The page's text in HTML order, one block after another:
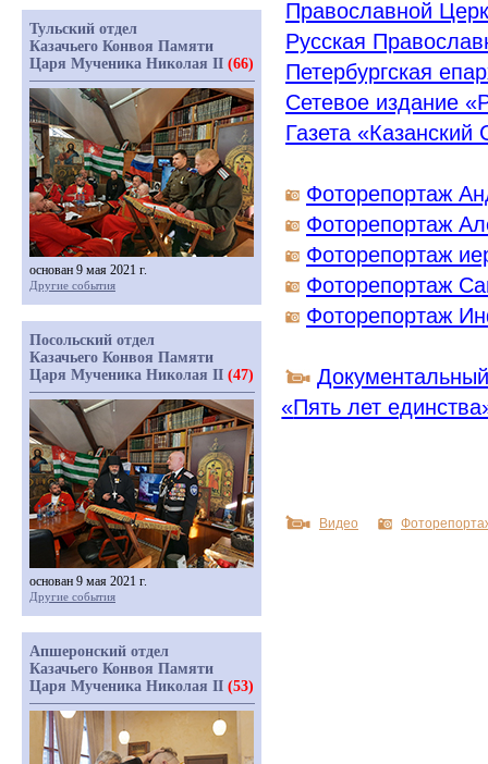
Православной
Русская
Петербургская
Сетевое издание «
Газета «
Фоторепортаж
Фоторепортаж
Фоторепортаж
Фоторепортаж
Фоторепортаж
«Пять лет
Видео
Тульский отдел
Казачьего Конвоя Памяти
Царя Мученика Николая II (66)
основан 9 мая 2021 г.
Другие события
Посольский отдел
Казачьего Конвоя Памяти
Царя Мученика Николая II (47)
основан 9 мая 2021 г.
Другие события
Апшеронский отдел
Казачьего Конвоя Памяти
Царя Мученика Николая II (53)